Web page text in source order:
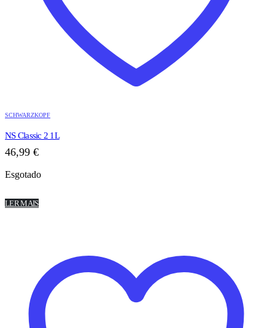
SCHWARZKOPF
NS Classic 2 1L
46,99 €
Esgotado
LER MAIS